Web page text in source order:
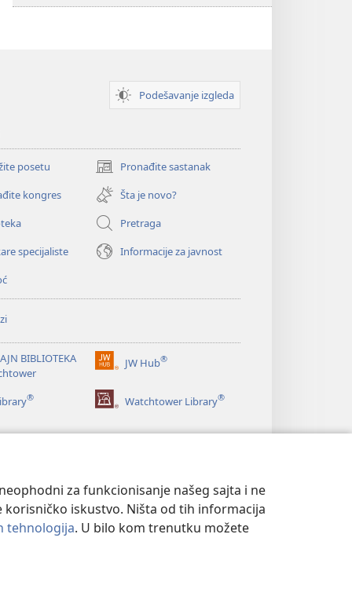
za funkcionisanje našeg sajta i ne
iskustvo. Ništa od tih informacija
tehnologija. U bilo kom trenutku možete
Podešavanje izgleda
posetu Pronađite sastanak
(otvara
novi
prozor)
kongres
Šta je novo?
Pretraga
specijaliste
Informacije za javnost
BIBLIOTEKA
JW Hub®
(otvara
prozor)
® Watchtower Library®